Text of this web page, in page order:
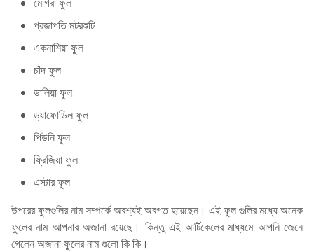
প্রজাপতি মটরশুটি
একনাশিয়া ফুল
চাঁদ ফুল
ডালিয়া ফুল
ড্যাফোডিল ফুল
পিউনি ফুল
ফ্রিজিয়া ফুল
এস্টার ফুল
উপরের ফুলগুলির নাম সম্পর্কে অবশ্যই অবগত হয়েছেন। এই ফুল গুলির মধ্যে অনেক
ফুলের নাম আপনার অজানা রয়েছে। কিন্তু এই আর্টিকেলের মাধ্যমে আপনি জেনে
গেলেন অজানা ফুলের নাম গুলো কি কি।